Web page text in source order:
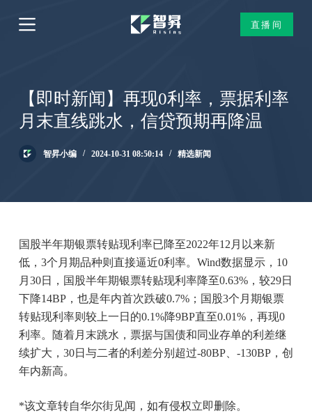
跳
过
直播间
【即时新闻】再现0利率，票据利率
月末直线跳水，信贷预期再降温
智昇小编 2024-10-31 08:50:14 精选新闻
国股半年期银票转贴现利率已降至2022年12月以来新
低，3个月期品种则直接逼近0利率。Wind数据显示，10
月30日，国股半年期银票转贴现利率降至0.63%，较29日
下降14BP，也是年内首次跌破0.7%；国股3个月期银票
转贴现利率则较上一日的0.1%降9BP直至0.01%，再现0
利率。随着月末跳水，票据与国债和同业存单的利差继
续扩大，30日与二者的利差分别超过-80BP、-130BP，创
年内新高。
*该文章转自华尔街见闻，如有侵权立即删除。